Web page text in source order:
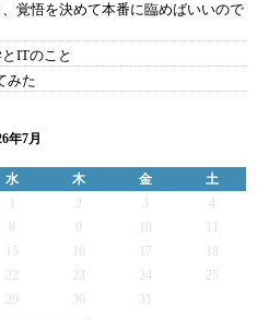
覚悟を決めて本番に臨めばいいので
ITのこと
みた
年7月
水 木 金
土
2 3
4
9
15 16 17
22 23 24
25
29 30 31